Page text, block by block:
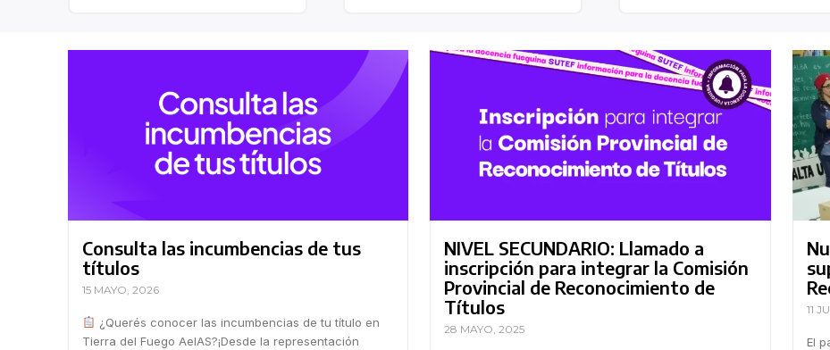
Consulta las incumbencias de tus
títulos
15 MAYO, 2026
¿Querés conocer las incumbencias de tu título en
Tierra del Fuego AeIAS?¡Desde la representación
NIVEL SECUNDARIO: Llamado a
inscripción para integrar la Comisión
Provincial de Reconocimiento de
Títulos
28 MAYO, 2025
11
El